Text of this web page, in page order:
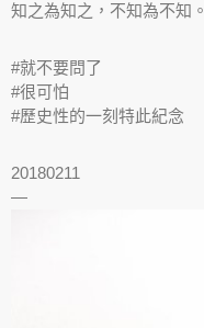
知之為知之，不知為不知。
#就不要問了
#很可怕
#歷史性的一刻特此紀念
20180211
—